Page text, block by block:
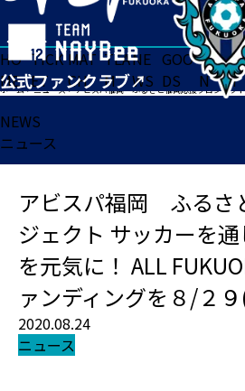
HO
ME
TICK
ET
MAT
CH
TEA
M
NE
WS
GOO
DS
FA
N MY
ホーム>ニュース>アビスパ福岡 ふるさと福岡応援プロジェクト サッカーを通じて福岡の街を
NEWS
ニュース
アビスパ福岡 ふるさ
ジェクト サッカーを
を元気に！ ALL
ァンディングを８/２
2020.08.24
ニュース